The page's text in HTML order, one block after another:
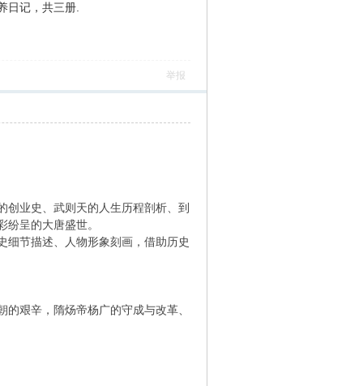
日记，共三册.
举报
创业史、武则天的人生历程剖析、到
呈的大唐盛世。
细节描述、人物形象刻画，借助历史
艰辛，隋炀帝杨广的守成与改革、